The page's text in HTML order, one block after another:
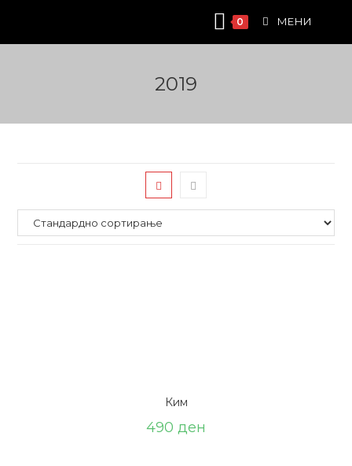
content
0 МЕНИ
2019
Ким
490 ден